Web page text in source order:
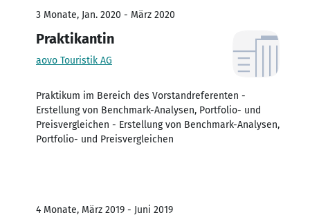
3 Monate, Jan. 2020 - März 2020
Praktikantin
aovo Touristik AG
Praktikum im Bereich des Vorstandreferenten -
Erstellung von Benchmark-Analysen, Portfolio- und
Preisvergleichen - Erstellung von Benchmark-Analysen,
Portfolio- und Preisvergleichen
4 Monate, März 2019 - Juni 2019